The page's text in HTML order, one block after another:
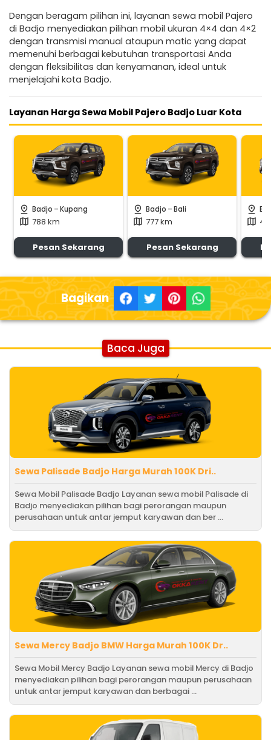
Dengan beragam pilihan ini, layanan sewa mobil Pajero
di Badjo menyediakan pilihan mobil ukuran 4×4 dan 4×2
dengan transmisi manual ataupun matic yang dapat
memenuhi berbagai kebutuhan transportasi Anda
dengan fleksibilitas dan kenyamanan, ideal untuk
menjelajahi kota Badjo.
Layanan Harga Sewa Mobil Pajero Badjo Luar Kota
pin_drop Badjo -Kupang
map 788 km
Pesan Sekarang
pin_drop Badjo -Bali
map 777 km
Pesan Sekarang
pin_drop
map
Bagikan
Baca Juga
Sewa Palisade Badjo Harga Murah 100K Dri..
Sewa Mobil Palisade Badjo Layanan sewa mobil Palisade di
Badjo menyediakan pilihan bagi perorangan maupun
perusahaan untuk antar jemput karyawan dan ber ...
Sewa Mercy Badjo BMW Harga Murah 100K Dr..
Sewa Mobil Mercy Badjo Layanan sewa mobil Mercy di Badjo
menyediakan pilihan bagi perorangan maupun perusahaan
untuk antar jemput karyawan dan berbagai ...